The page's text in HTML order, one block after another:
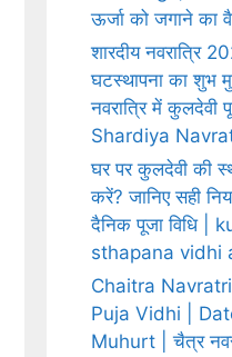
ऊर्जा को जगाने का
शारदीय नवरात्रि
घटस्थापना का शुभ
नवरात्रि में कुलदेवी
Shardiya
घर पर कुलदेवी की
करें? जानिए सही
दैनिक पूजा विधि |
sthapana vidhi
Chaitra
Puja Vidhi |
Muhurt | चैत्र